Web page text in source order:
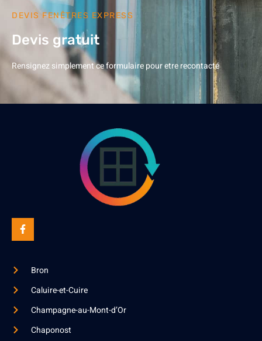
DEVIS FENÊTRES EXPRESS
Devis gratuit
Rensignez simplement ce formulaire pour etre recontacté
Bron
Caluire-et-Cuire
Champagne-au-Mont-d’Or
Chaponost